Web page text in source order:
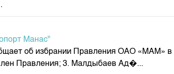
Манас"
об избрании Правления ОАО «МАМ»
Правления; 3. Малдыбаев Ад�...